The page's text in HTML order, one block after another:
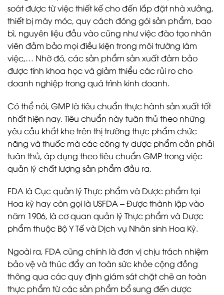
soát được từ việc thiết kế cho đến lắp đặt nhà xưởng,
thiết bị máy móc, quy cách đóng gói sản phẩm, bao
bì, nguyên liệu đầu vào cũng như việc đào tạo nhân
viên đảm bảo mọi điều kiện trong môi trường làm
việc,… Nhờ đó, các sản phẩm sản xuất đảm bảo
được tính khoa học và giảm thiểu các rủi ro cho
doanh nghiệp trong quá trình kinh doanh.
Có thể nói, GMP là tiêu chuẩn thực hành sản xuất tốt
nhất hiện nay. Tiêu chuẩn này tuân thủ theo những
yêu cầu khắt khe trên thị trường thực phẩm chức
năng và thuốc mà các công ty dược phẩm cần phải
tuân thủ, áp dụng theo tiêu chuẩn GMP trong việc
quản lý chất lượng sản phẩm đầu ra.
FDA là Cục quản lý Thực phẩm và Dược phẩm tại
Hoa kỳ hay còn gọi là USFDA – Được thành lập vào
năm 1906, là cơ quan quản lý Thực phẩm và Dược
phẩm thuộc Bộ Y Tế và Dịch vụ Nhân sinh Hoa Kỳ.
Ngoài ra, FDA cũng chính là đơn vị chịu trách nhiệm
bảo vệ và thúc đẩy an toàn sức khỏe cộng đồng
thông qua các quy định giám sát chặt chẽ an toàn
thực phẩm từ các sản phẩm bổ sung đến dược